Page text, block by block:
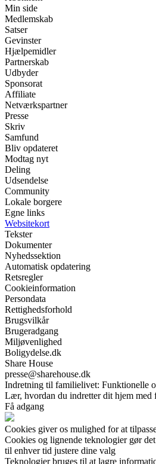
Min side
Medlemskab
Satser
Gevinster
Hjælpemidler
Partnerskab
Udbyder
Sponsorat
Affiliate
Netværkspartner
Presse
Skriv
Samfund
Bliv opdateret
Modtag nyt
Deling
Udsendelse
Community
Lokale borgere
Egne links
Websitekort
Tekster
Dokumenter
Nyhedssektion
Automatisk opdatering
Retsregler
Cookieinformation
Persondata
Rettighedsforhold
Brugsvilkår
Brugeradgang
Miljøvenlighed
Boligydelse.dk
Share House
presse@sharehouse.dk
Indretning til familielivet: Funktionelle
Lær, hvordan du indretter dit hjem med
Få adgang
Cookies giver os mulighed for at
Cookies og lignende teknologier gør
til enhver tid justere dine valg
Teknologier bruges til at lagre